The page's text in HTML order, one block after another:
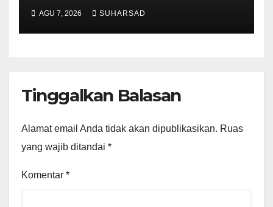
Ruang Laut Sesuai
Ketentuan Peraturan
Perundang-undangan
AGU 7, 2026 SUHARSAD
Tinggalkan Balasan
Alamat email Anda tidak akan dipublikasikan. Ruas
yang wajib ditandai *
Komentar *